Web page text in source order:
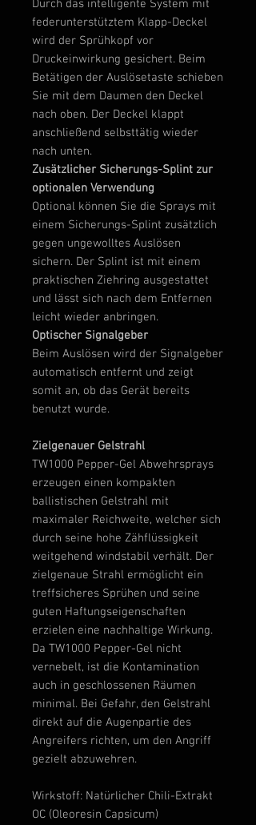
Durch das intelligente System mit
federunterstütztem Klapp-Deckel
wird der Sprühkopf vor
Druckeinwirkung gesichert. Beim
Betätigen der Auslösetaste schieben
Sie mit dem Daumen den Deckel
nach oben. Der Deckel klappt
anschließend selbsttätig wieder
nach unten.
Zusätzlicher Sicherungs-Splint zur
optionalen Verwendung
Optional können Sie die Sprays mit
einem Sicherungs-Splint zusätzlich
gegen ungewolltes Auslösen
sichern. Der Splint ist mit einem
praktischen Ziehring ausgestattet
und lässt sich nach dem Entfernen
leicht wieder anbringen.
Optischer Signalgeber
Beim Auslösen wird der Signalgeber
automatisch entfernt und zeigt
somit an, ob das Gerät bereits
benutzt wurde.
Zielgenauer Gelstrahl
TW1000 Pepper-Gel Abwehrsprays
erzeugen einen kompakten
ballistischen Gelstrahl mit
maximaler Reichweite, welcher sich
durch seine hohe Zähflüssigkeit
weitgehend windstabil verhält. Der
zielgenaue Strahl ermöglicht ein
treffsicheres Sprühen und seine
guten Haftungseigenschaften
erzielen eine nachhaltige Wirkung.
Da TW1000 Pepper-Gel nicht
vernebelt, ist die Kontamination
auch in geschlossenen Räumen
minimal. Bei Gefahr, den Gelstrahl
direkt auf die Augenpartie des
Angreifers richten, um den Angriff
gezielt abzuwehren.
Wirkstoff: Natürlicher Chili-Extrakt
OC (Oleoresin Capsicum)